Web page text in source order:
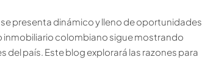
presenta dinámico y lleno de oportunidades
inmobiliario colombiano sigue mostrando
país. Este blog explorará las razones para